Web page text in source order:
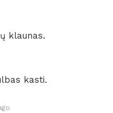
klaunas.
kasti.